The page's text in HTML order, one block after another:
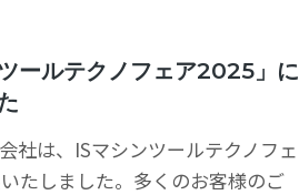
ツールテクノフェア2025」に
社は、ISマシンツールテクノフェ
たしました。多くのお客様のご